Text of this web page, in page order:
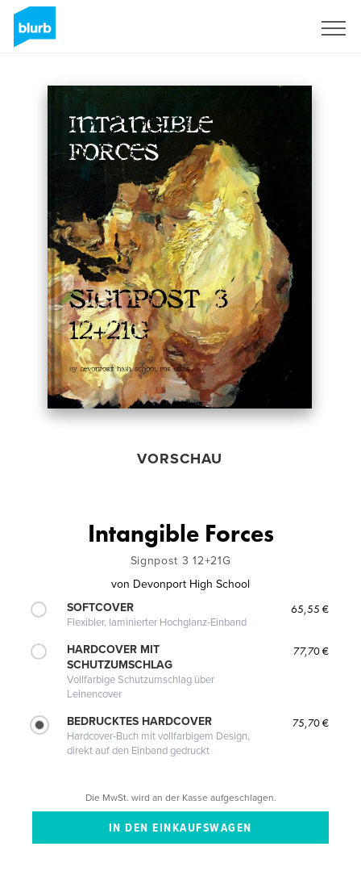
VORSCHAU
Intangible Forces
Signpost 3 12+21G
von Devonport High School
SOFTCOVER
Flexibler, laminierter Hochglanz-Einband
65,55 €
HARDCOVER MIT
SCHUTZUMSCHLAG
Vollfarbige Schutzumschlag über
Leinencover
77,70 €
BEDRUCKTES HARDCOVER
Hardcover-Buch mit vollfarbigem Design,
direkt auf den Einband gedruckt
75,70 €
Die MwSt. wird an der Kasse aufgeschlagen.